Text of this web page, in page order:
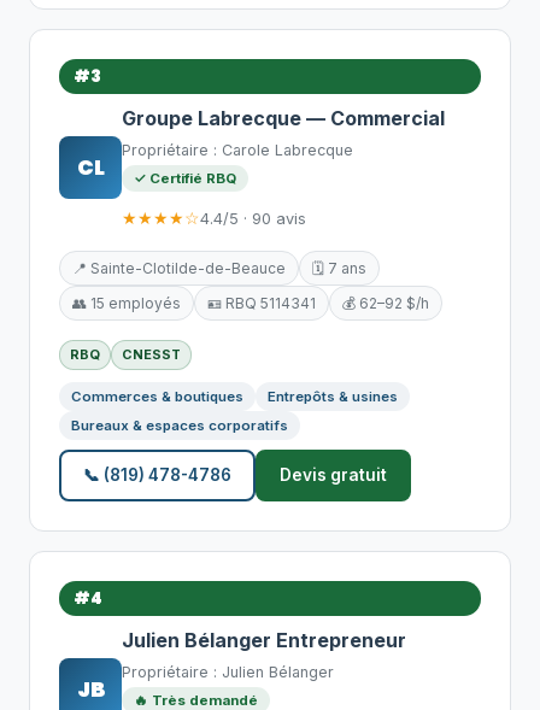
#3
CL
Groupe Labrecque — Commercial
Propriétaire : Carole Labrecque
✓ Certifié RBQ
★★★★☆4.4/5 · 90 avis
📍 Sainte-Clotilde-de-Beauce
🗓️ 7 ans
👥 15 employés
🪪 RBQ 5114341 💰 62–92 $/h
RBQ CNESST
Commerces & boutiques
Entrepôts & usines
Bureaux & espaces corporatifs
📞 (819) 478-4786 Devis gratuit
#4
JB
Julien Bélanger Entrepreneur
Propriétaire : Julien Bélanger
🔥 Très demandé